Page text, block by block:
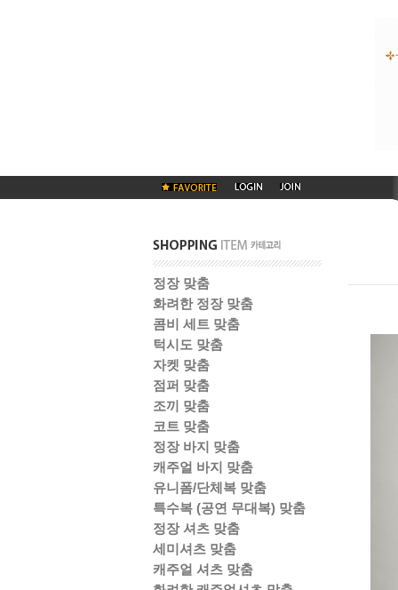
정장 맞춤
화려한 정장 맞춤
콤비 세트 맞춤
턱시도 맞춤
자켓 맞춤
점퍼 맞춤
조끼 맞춤
코트 맞춤
정장 바지 맞춤
캐주얼 바지 맞춤
유니폼/단체복 맞춤
특수복 (공연 무대복) 맞춤
정장 셔츠 맞춤
세미셔츠 맞춤
캐주얼 셔츠 맞춤